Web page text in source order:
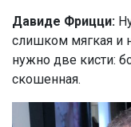
Давиде Фрицци:
слишком мягкая и
нужно две кисти:
скошенная.